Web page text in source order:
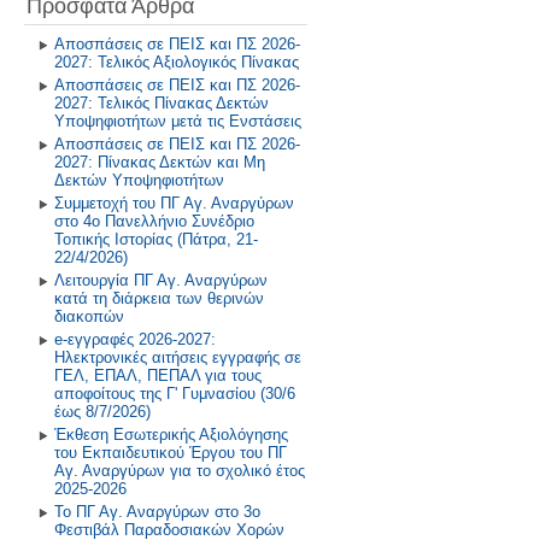
Πρόγραμμα Σίτισης και Υγιεινής
Διατροφής
Δραστηριότητες στο Σχολικό
Επαγγελματικό Προσανατολισμό
2018-2019
2017-2018
2016-2017
2015-2016
2014-2015
Παλαιότερη Έτη
Πρόσφατα Άρθρα
Αποσπάσεις σε ΠΕΙΣ και ΠΣ 2026-
2027: Τελικός Αξιολογικός Πίνακας
Αποσπάσεις σε ΠΕΙΣ και ΠΣ 2026-
2027: Τελικός Πίνακας Δεκτών
Υποψηφιοτήτων μετά τις Ενστάσεις
Αποσπάσεις σε ΠΕΙΣ και ΠΣ 2026-
2027: Πίνακας Δεκτών και Μη
Δεκτών Υποψηφιοτήτων
Συμμετοχή του ΠΓ Αγ. Αναργύρων
στο 4ο Πανελλήνιο Συνέδριο
Τοπικής Ιστορίας (Πάτρα, 21-
22/4/2026)
Λειτουργία ΠΓ Αγ. Αναργύρων
κατά τη διάρκεια των θερινών
διακοπών
e-εγγραφές 2026-2027:
Ηλεκτρονικές αιτήσεις εγγραφής σε
ΓΕΛ, ΕΠΑΛ, ΠΕΠΑΛ για τους
αποφοίτους της Γ' Γυμνασίου (30/6
έως 8/7/2026)
Έκθεση Εσωτερικής Αξιολόγησης
του Εκπαιδευτικού Έργου του ΠΓ
Αγ. Αναργύρων για το σχολικό έτος
2025-2026
Το ΠΓ Αγ. Αναργύρων στο 3ο
Φεστιβάλ Παραδοσιακών Χορών